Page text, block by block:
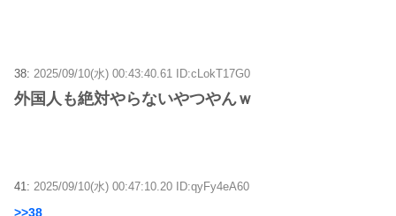
38: 2025/09/10(水) 00:43:40.61 ID:cLokT17G0
外国人も絶対やらないやつやんｗ
41: 2025/09/10(水) 00:47:10.20 ID:qyFy4eA60
>>38